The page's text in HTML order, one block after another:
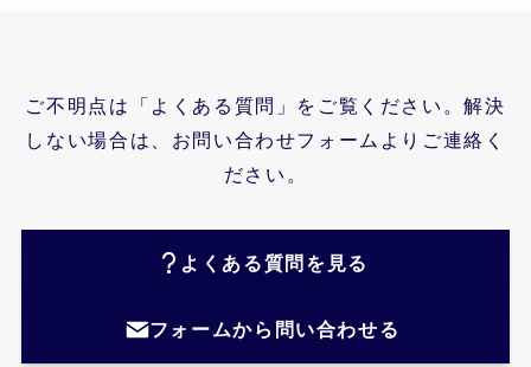
ご不明点は「よくある質問」をご覧ください。解決
しない場合は、お問い合わせフォームよりご連絡く
ださい。
よくある質問を見る
フォームから問い合わせる